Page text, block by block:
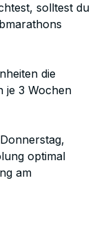
solltest du
die
je 3 Wochen
optimal
am